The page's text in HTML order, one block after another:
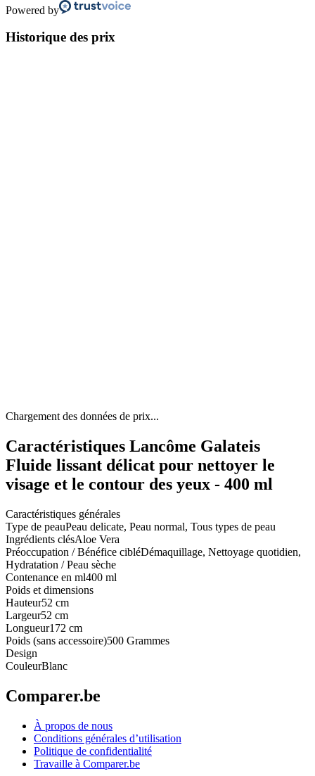
Powered by
Historique des prix
Chargement des données de prix...
Caractéristiques Lancôme Galateis
Fluide lissant délicat pour nettoyer le
visage et le contour des yeux - 400 ml
Caractéristiques générales
Type de peauPeau delicate, Peau normal, Tous types de peau
Ingrédients clésAloe Vera
Préoccupation / Bénéfice cibléDémaquillage, Nettoyage quotidien,
Hydratation / Peau sèche
Contenance en ml400 ml
Poids et dimensions
Hauteur52 cm
Largeur52 cm
Longueur172 cm
Poids (sans accessoire)500 Grammes
Design
CouleurBlanc
Comparer.be
À propos de nous
Conditions générales d’utilisation
Politique de confidentialité
Travaille à Comparer.be